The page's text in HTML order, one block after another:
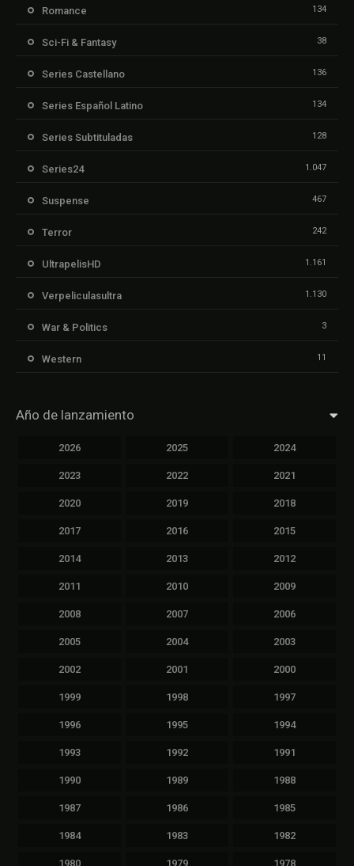
Romance 134
Sci-Fi & Fantasy 38
Series Castellano 136
Series Español Latino 134
Series Subtituladas 128
Series24 1.047
Suspense 467
Terror 242
UltrapelisHD 1.161
Verpeliculasultra 1.130
War & Politics 3
Western 11
Año de lanzamiento
2026 2025 2024
2023 2022 2021
2020 2019 2018
2017 2016 2015
2014 2013 2012
2011 2010 2009
2008 2007 2006
2005 2004 2003
2002 2001 2000
1999 1998 1997
1996 1995 1994
1993 1992 1991
1990 1989 1988
1987 1986 1985
1984 1983 1982
1980 1979 1978